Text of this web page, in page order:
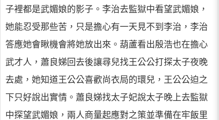
子裡都是武媚娘的影子。李治去監獄中看望武媚娘，
她能忍受那些苦，只是擔心有一天見不到李治，李治
答應她會瞅機會將她放出來。葫蘆看出殷浩也在擔心
武才人，蕭良娣回去後讓尋兒找王公公打探太子夜晚
去處，她知道王公公喜歡尚衣局的環兒，王公公迫之
下只好說出實情。蕭良娣找太子妃說太子晚上去監獄
中探望武媚娘，兩人商量起應對之策並準備在牢飯里